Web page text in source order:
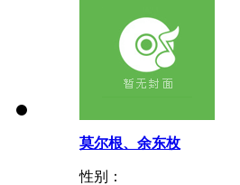
莫尔根、余东枚
性别：